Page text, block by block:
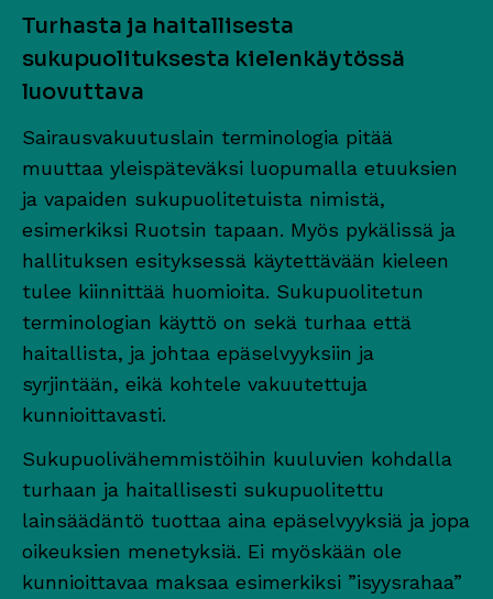
Turhasta ja haitallisesta
sukupuolituksesta kielenkäytössä
luovuttava
Sairausvakuutuslain terminologia pitää
muuttaa yleispäteväksi luopumalla etuuksien
ja vapaiden sukupuolitetuista nimistä,
esimerkiksi Ruotsin tapaan. Myös pykälissä ja
hallituksen esityksessä käytettävään kieleen
tulee kiinnittää huomioita. Sukupuolitetun
terminologian käyttö on sekä turhaa että
haitallista, ja johtaa epäselvyyksiin ja
syrjintään, eikä kohtele vakuutettuja
kunnioittavasti.
Sukupuolivähemmistöihin kuuluvien kohdalla
turhaan ja haitallisesti sukupuolitettu
lainsäädäntö tuottaa aina epäselvyyksiä ja jopa
oikeuksien menetyksiä. Ei myöskään ole
kunnioittavaa maksaa esimerkiksi ”isyysrahaa”